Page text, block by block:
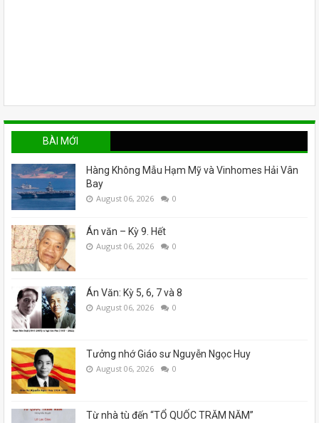
BÀI MỚI
Hàng Không Mẫu Hạm Mỹ và Vinhomes Hải Vân
Bay
August 06, 2026 0
Án văn – Kỳ 9. Hết
August 06, 2026 0
Án Văn: Kỳ 5, 6, 7 và 8
August 06, 2026 0
Tưởng nhớ Giáo sư Nguyễn Ngọc Huy
August 06, 2026 0
Từ nhà tù đến “TỔ QUỐC TRĂM NĂM”